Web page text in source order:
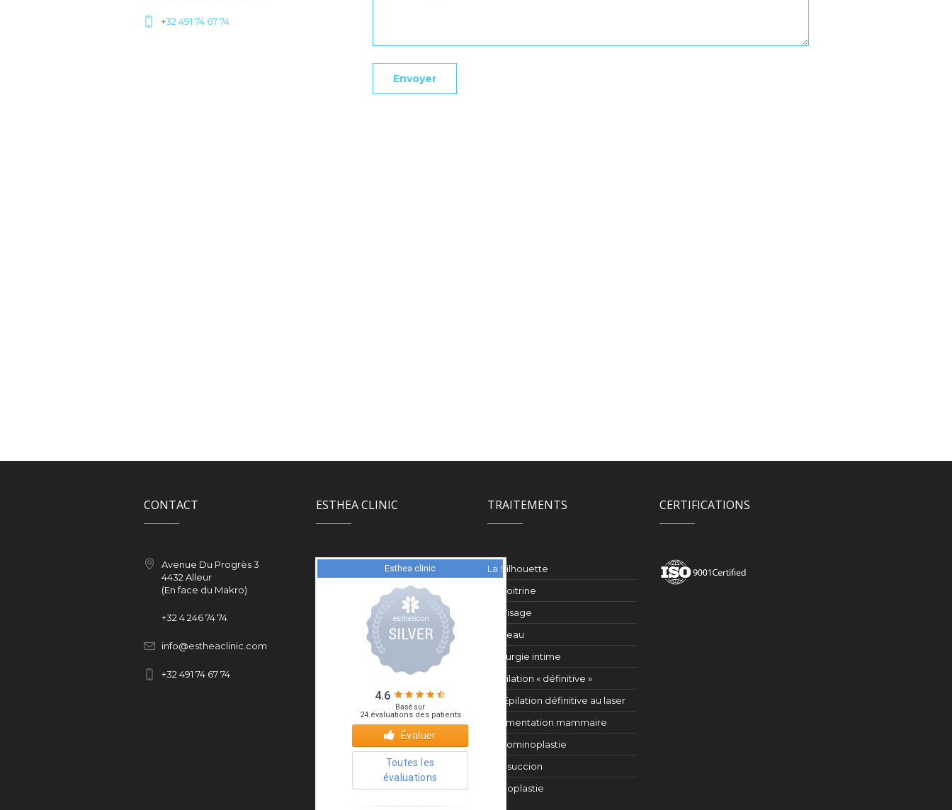
+32 491 74 67 74
CONTACT
Avenue Du Progrès 3
4432 Alleur
(En face du Makro)
+324 246 74 74
info@estheaclinic.com
+32 491 74 67 74
ESTHEA CLINIC TRAITEMENTS
La Silhouette
La Poitrine
Le Visage
La Peau
Chirurgie intime
L’épilation « définitive »
Epilation définitive au laser
Augmentation mammaire
Abdominoplastie
Liposuccion
Rhinoplastie
CERTIFICATIONS